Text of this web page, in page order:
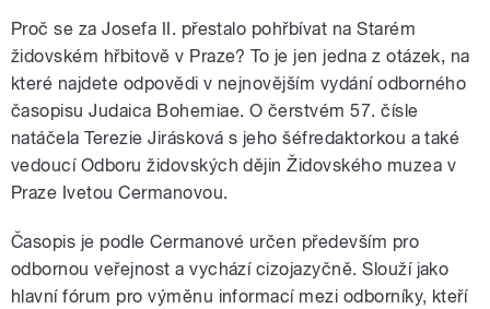
Proč se za Josefa II. přestalo pohřbívat na Starém
židovském hřbitově v Praze? To je jen jedna z otázek, na
které najdete odpovědi v nejnovějším vydání odborného
časopisu Judaica Bohemiae. O čerstvém 57. čísle
natáčela Terezie Jirásková s jeho šéfredaktorkou a také
vedoucí Odboru židovských dějin Židovského muzea v
Praze Ivetou Cermanovou.
Časopis je podle Cermanové určen především pro
odbornou veřejnost a vychází cizojazyčně. Slouží jako
hlavní fórum pro výměnu informací mezi odborníky, kteří